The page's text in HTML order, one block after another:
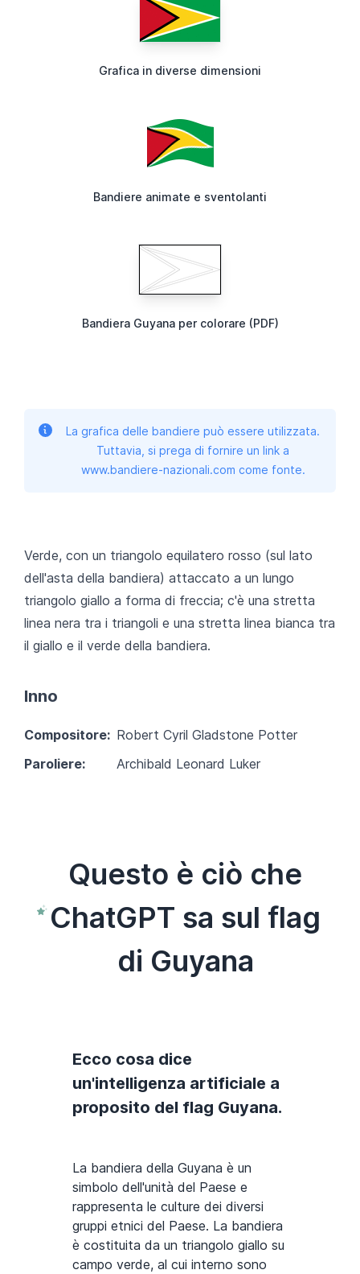
Grafica in diverse dimensioni
Bandiere animate e sventolanti
Bandiera Guyana per colorare (PDF)
La grafica delle bandiere può essere utilizzata.
Tuttavia, si prega di fornire un link a
www.bandiere-nazionali.com come fonte.
Verde, con un triangolo equilatero rosso (sul lato
dell'asta della bandiera) attaccato a un lungo
triangolo giallo a forma di freccia; c'è una stretta
linea nera tra i triangoli e una stretta linea bianca tra
il giallo e il verde della bandiera.
Inno
Compositore: Robert Cyril Gladstone Potter
Paroliere:
Archibald Leonard Luker
Questo è ciò che
ChatGPT sa sul flag
di Guyana
Ecco cosa dice
un'intelligenza artificiale a
proposito del flag Guyana.
La bandiera della Guyana è un
simbolo dell'unità del Paese e
rappresenta le culture dei diversi
gruppi etnici del Paese. La bandiera
è costituita da un triangolo giallo su
campo verde, al cui interno sono